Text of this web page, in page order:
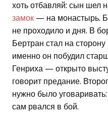
хоть отбавляй: сын шел
замок — на монастырь.
не проходило и дня. В
Бертран стал на
именно он побудил
Генриха — открыто
говорит предание.
нужно было
сам рвался в бой.